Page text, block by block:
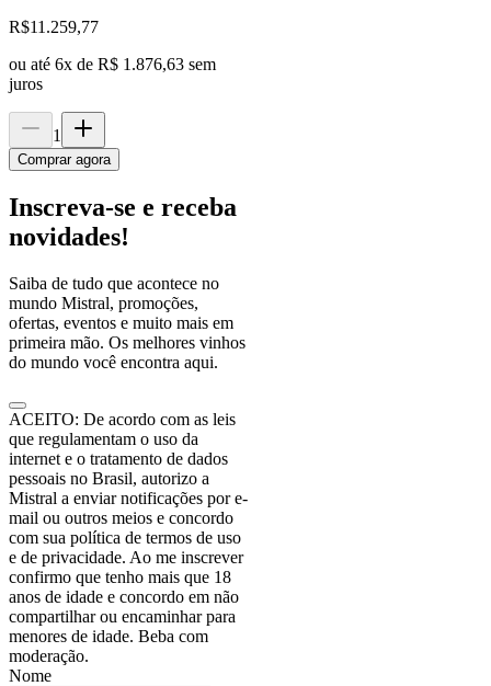
R$11.259,77
ou até 6x de R$ 1.876,63 sem
juros
1
Comprar agora
Inscreva-se e receba
novidades!
Saiba de tudo que acontece no
mundo Mistral, promoções,
ofertas, eventos e muito mais em
primeira mão. Os melhores vinhos
do mundo você encontra aqui.
ACEITO: De acordo com as leis
que regulamentam o uso da
internet e o tratamento de dados
pessoais no Brasil, autorizo a
Mistral a enviar notificações por e-
mail ou outros meios e concordo
com sua política de termos de uso
e de privacidade. Ao me inscrever
confirmo que tenho mais que 18
anos de idade e concordo em não
compartilhar ou encaminhar para
menores de idade. Beba com
moderação.
Nome